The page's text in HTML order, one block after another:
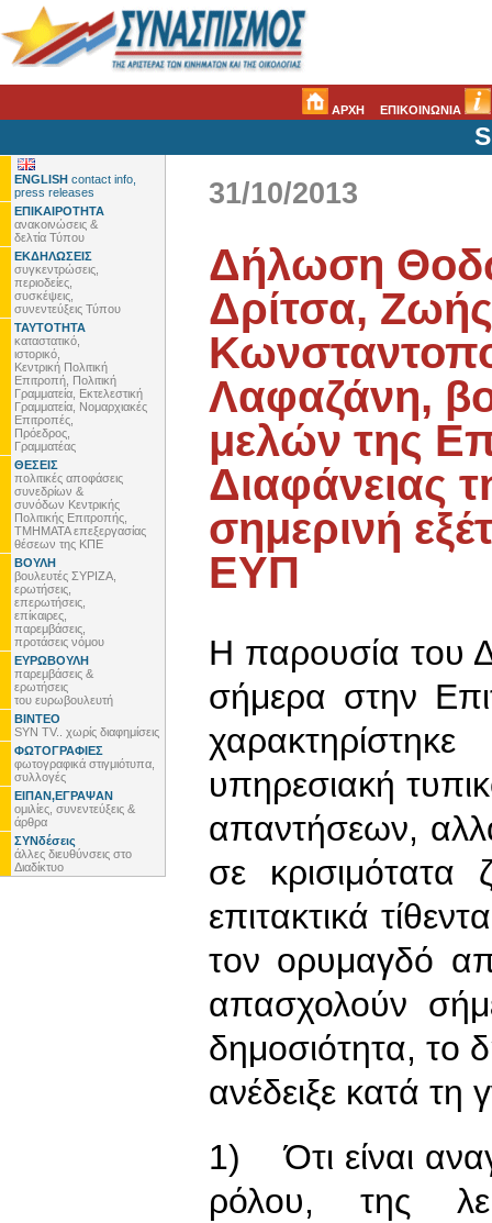
ΑΡΧΗ ΕΠΙΚΟΙΝΩΝΙΑ
ENGLISH contact info,
press releases
ΕΠΙΚΑΙΡΟΤΗΤΑ
ανακοινώσεις &
δελτία Τύπου
ΕΚΔΗΛΩΣΕΙΣ
συγκεντρώσεις,
περιοδείες,
συσκέψεις,
συνεντεύξεις Τύπου
ΤΑΥΤΟΤΗΤΑ
καταστατικό,
ιστορικό,
Κεντρική Πολιτική
Επιτροπή, Πολιτική
Γραμματεία, Εκτελεστική
Γραμματεία, Νομαρχιακές
Επιτροπές,
Πρόεδρος,
Γραμματέας
ΘΕΣΕΙΣ
πολιτικές αποφάσεις
συνεδρίων &
συνόδων Κεντρικής
Πολιτικής Επιτροπής,
ΤΜΗΜΑΤΑ επεξεργασίας
θέσεων της ΚΠΕ
ΒΟΥΛΗ
βουλευτές ΣΥΡΙΖΑ,
ερωτήσεις,
επερωτήσεις,
επίκαιρες,
παρεμβάσεις,
προτάσεις νόμου
ΕΥΡΩΒΟΥΛΗ
παρεμβάσεις &
ερωτήσεις
του ευρωβουλευτή
ΒΙΝΤΕΟ
SYN TV.. χωρίς διαφημίσεις
ΦΩΤΟΓΡΑΦΙΕΣ
φωτογραφικά στιγμιότυπα,
συλλογές
ΕΙΠΑΝ,ΕΓΡΑΨΑΝ
ομιλίες, συνεντεύξεις &
άρθρα
ΣΥΝδέσεις
άλλες διευθύνσεις στο
Διαδίκτυο
31/10/2013
Δήλωση
Δρίτσα, Ζωής
Λαφαζάνη,
μελών της
Διαφάνειας
σημερινή
ΕΥΠ
Η παρουσία του
σήμερα στην
υπηρεσιακή
απαντήσεων,
σε
επιτακτικά
τον ορυμαγδό
απασχολούν
δημοσιότητα, το
ανέδειξε κατά
1) Ότι είναι
ρόλου, της